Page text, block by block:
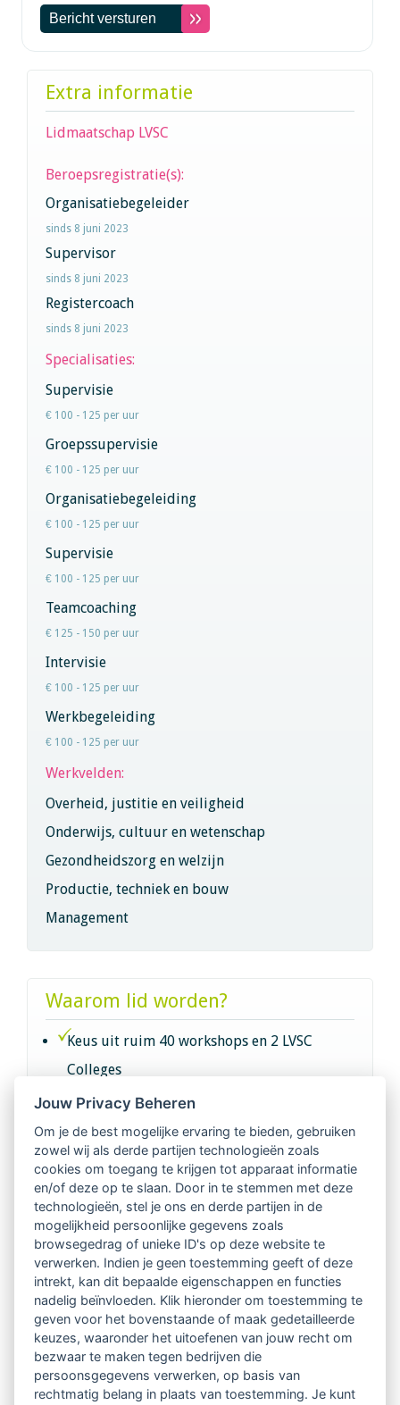
Extra informatie
Lidmaatschap LVSC
Beroepsregistratie(s):
Organisatiebegeleider
sinds 8 juni 2023
Supervisor
sinds 8 juni 2023
Registercoach
sinds 8 juni 2023
Specialisaties:
Supervisie
€ 100 - 125 per uur
Groepssupervisie
€ 100 - 125 per uur
Organisatiebegeleiding
€ 100 - 125 per uur
Supervisie
€ 100 - 125 per uur
Teamcoaching
€ 125 - 150 per uur
Intervisie
€ 100 - 125 per uur
Werkbegeleiding
€ 100 - 125 per uur
Werkvelden:
Overheid, justitie en veiligheid
Onderwijs, cultuur en wetenschap
Gezondheidszorg en welzijn
Productie, techniek en bouw
Management
Waarom lid worden?
Keus uit ruim 40 workshops en 2 LVSC
Colleges
Intervisie met geregistreerde vakgenoten
Netwerk van 2100 professionals in 14
regio's
Vindbaar voor opdrachtgevers
Tijdschrift voor
Begeleidingskunde & kennisbank
Beroepsregistratie (LVSC keurmerk)
Lid worden van LVSC
Jouw Privacy Beheren
Om je de best mogelijke ervaring te bieden, gebruiken
zowel wij als derde partijen technologieën zoals
cookies om toegang te krijgen tot apparaat informatie
en/of deze op te slaan. Door in te stemmen met deze
technologieën, stel je ons en derde partijen in de
mogelijkheid persoonlijke gegevens zoals
browsegedrag of unieke ID's op deze website te
verwerken. Indien je geen toestemming geeft of deze
intrekt, kan dit bepaalde eigenschappen en functies
nadelig beïnvloeden. Klik hieronder om toestemming te
geven voor het bovenstaande of maak gedetailleerde
keuzes, waaronder het uitoefenen van jouw recht om
bezwaar te maken tegen bedrijven die
persoonsgegevens verwerken, op basis van
rechtmatig belang in plaats van toestemming. Je kunt